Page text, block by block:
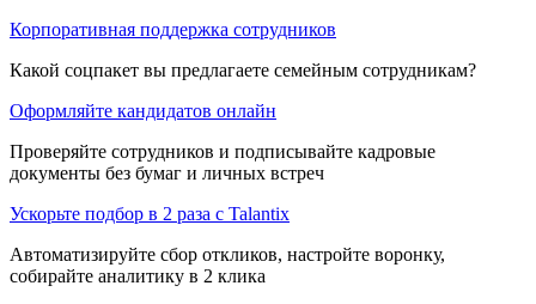
Корпоративная поддержка сотрудников
Какой соцпакет вы предлагаете семейным сотрудникам?
Оформляйте кандидатов онлайн
Проверяйте сотрудников и подписывайте кадровые
документы без бумаг и личных встреч
Ускорьте подбор в 2 раза с Talantix
Автоматизируйте сбор откликов, настройте воронку,
собирайте аналитику в 2 клика